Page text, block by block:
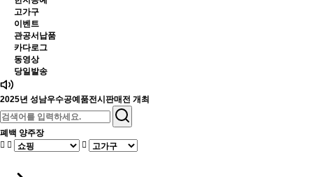
고가구
이벤트
관공서납품
카다로그
동영상
당일발송
2025년 성남우수공예품전시판매전 개최
폐백 양주장